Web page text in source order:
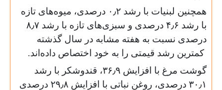
همچنین لبنیات با رشد ۰٫۲ درصدی، میوه‌های تازه
با رشد ۴٫۶ درصدی و سبزی‌های تازه با رشد ۸٫۷
درصدی نسبت به هفته مشابه در سال گذشته
کمترین رشد قیمتی را به خود اختصاص داده‌اند.
گوشت مرغ با افزایش ۳۶٫۹، قندوشکر با رشد
۳۰٫۱ درصدی، روغن نباتی با افزایش ۲۹٫۸ درصدی